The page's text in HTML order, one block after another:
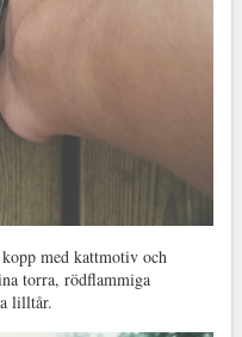
med kattmotiv och
torra, rödflammiga
lilltår.